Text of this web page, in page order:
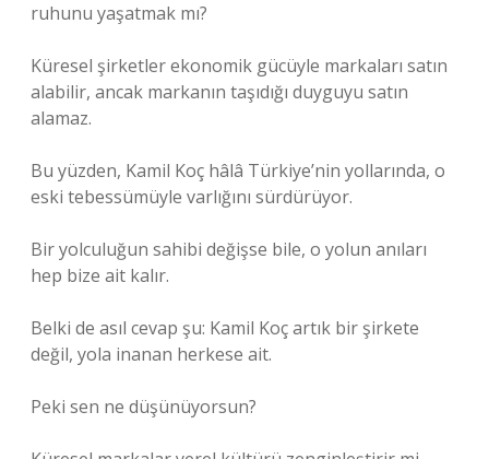
ruhunu yaşatmak mı?
Küresel şirketler ekonomik gücüyle markaları satın
alabilir, ancak markanın taşıdığı duyguyu satın
alamaz.
Bu yüzden, Kamil Koç hâlâ Türkiye’nin yollarında, o
eski tebessümüyle varlığını sürdürüyor.
Bir yolculuğun sahibi değişse bile, o yolun anıları
hep bize ait kalır.
Belki de asıl cevap şu: Kamil Koç artık bir şirkete
değil, yola inanan herkese ait.
Peki sen ne düşünüyorsun?